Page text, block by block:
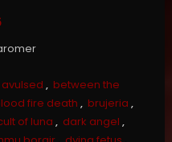
avulsed , between the
fire death , brujeria ,
of luna , dark angel ,